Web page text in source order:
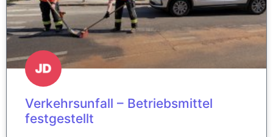
Verkehrsunfall – Betriebsmittel
festgestellt